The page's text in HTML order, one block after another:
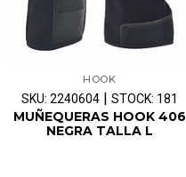
HOOK
SKU: 2240604 | STOCK: 181
MUÑEQUERAS HOOK 406
NEGRA TALLA L